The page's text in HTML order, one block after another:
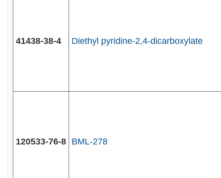
41438-38-4 Diethyl pyridine-2,4-dicarboxylate
120533-76-8 BML-278